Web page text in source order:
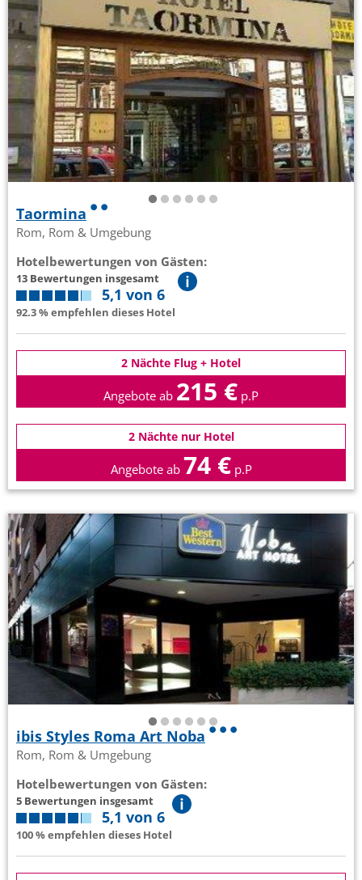
Taormina
Rom, Rom & Umgebung
Hotelbewertungen von Gästen:
13 Bewertungen insgesamt
5,1 von 6
92.3 % empfehlen dieses Hotel
2 Nächte Flug + Hotel
Angebote ab 215 € p.P
2 Nächte nur Hotel
Angebote ab 74 € p.P
ibis Styles Roma Art Noba
Rom, Rom & Umgebung
Hotelbewertungen von Gästen:
5 Bewertungen insgesamt
5,1 von 6
100 % empfehlen dieses Hotel